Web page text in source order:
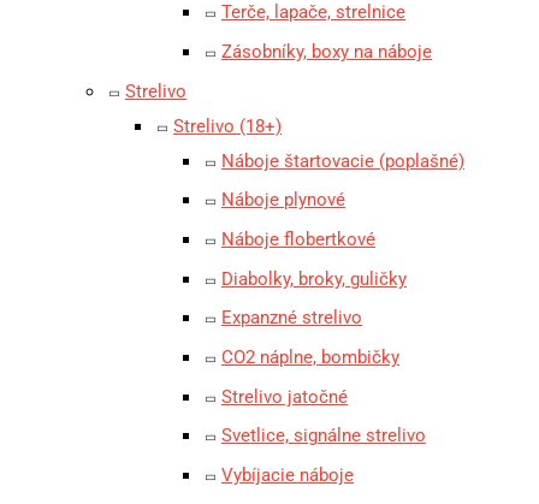
Terče, lapače, strelnice
Zásobníky, boxy na náboje
Strelivo
Strelivo (18+)
Náboje štartovacie (poplašné)
Náboje plynové
Náboje flobertkové
Diabolky, broky, guličky
Expanzné strelivo
CO2 náplne, bombičky
Strelivo jatočné
Svetlice, signálne strelivo
Vybíjacie náboje